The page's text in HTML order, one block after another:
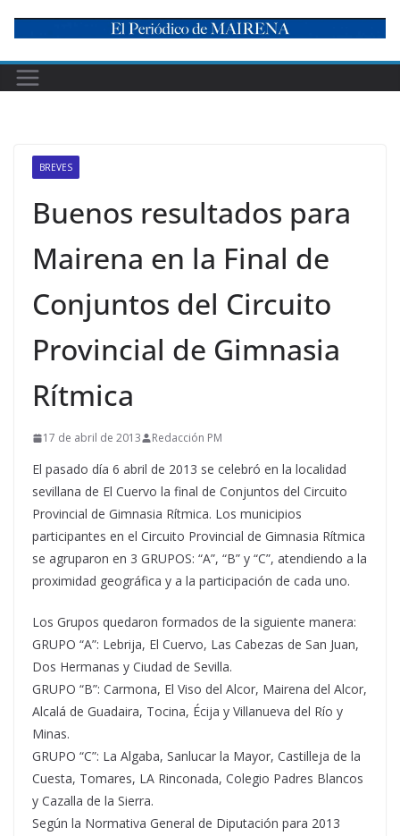
content
BREVES
Buenos resultados para
Mairena en la Final de
Conjuntos del Circuito
Provincial de Gimnasia
Rítmica
17 de abril de 2013 Redacción PM
El pasado día 6 abril de 2013 se celebró en la localidad
sevillana de El Cuervo la final de Conjuntos del Circuito
Provincial de Gimnasia Rítmica. Los municipios
participantes en el Circuito Provincial de Gimnasia Rítmica
se agruparon en 3 GRUPOS: “A”, “B” y “C”, atendiendo a la
proximidad geográfica y a la participación de cada uno.
Los Grupos quedaron formados de la siguiente manera:
GRUPO “A”: Lebrija, El Cuervo, Las Cabezas de San Juan,
Dos Hermanas y Ciudad de Sevilla.
GRUPO “B”: Carmona, El Viso del Alcor, Mairena del Alcor,
Alcalá de Guadaira, Tocina, Écija y Villanueva del Río y
Minas.
GRUPO “C”: La Algaba, Sanlucar la Mayor, Castilleja de la
Cuesta, Tomares, LA Rinconada, Colegio Padres Blancos
y Cazalla de la Sierra.
Según la Normativa General de Diputación para 2013